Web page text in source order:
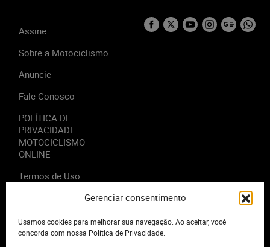
Gerenciar consentimento
Usamos cookies para melhorar sua navegação. Ao aceitar, você
concorda com nossa Política de Privacidade.
Assine
Sobre a Motociclismo
Anuncie
Fale Conosco
POLÍTICA DE
PRIVACIDADE –
MOTOCICLISMO
ONLINE
Termos de Uso
2023 - Editora Motor Midia. Todos os direitos reservados.